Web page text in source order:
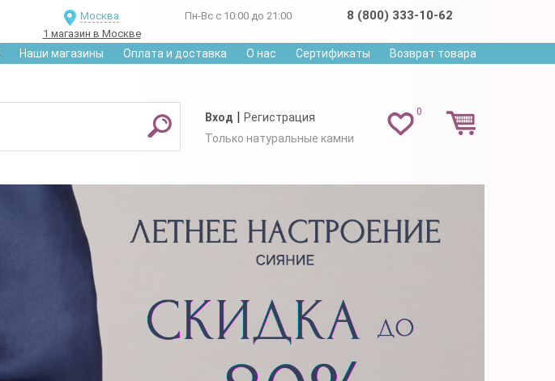
Москва
1 магазин в Москве
Пн-Вс с 10:00 до 21:00 8 (800) 333-10-62
Наши магазины Оплата и доставка О нас Сертификаты Возврат товара
0
Вход | Регистрация
Только натуральные камни